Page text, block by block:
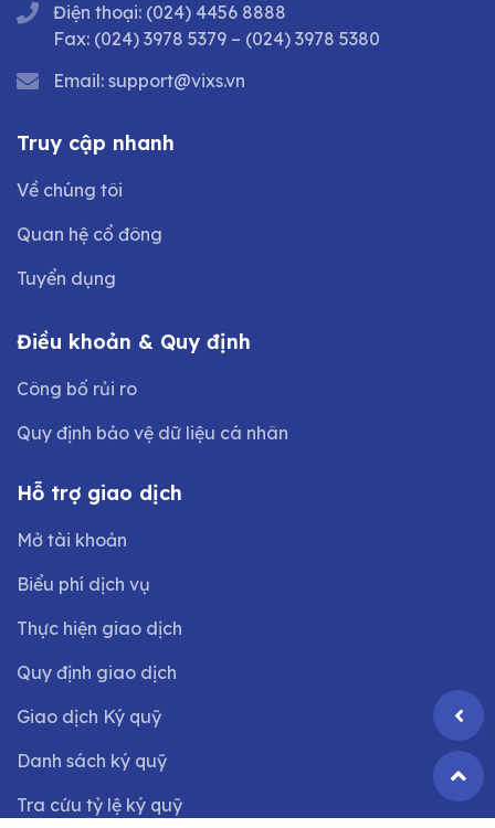
Điện thoại: (024) 4456 8888
Fax: (024) 3978 5379 – (024) 3978 5380
Email: support@vixs.vn
Truy cập nhanh
Về chúng tôi
Quan hệ cổ đông
Tuyển dụng
Điều khoản & Quy định
Công bố rủi ro
Quy định bảo vệ dữ liệu cá nhân
Hỗ trợ giao dịch
Mở tài khoản
Biểu phí dịch vụ
Thực hiện giao dịch
Quy định giao dịch
Giao dịch Ký quỹ
Danh sách ký quỹ
Tra cứu tỷ lệ ký quỹ